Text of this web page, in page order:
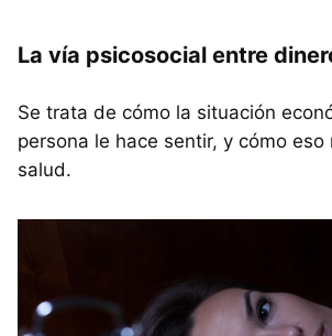
La vía psicosocial entre
Se trata de cómo la situación
persona le hace sentir, y cómo eso
salud.